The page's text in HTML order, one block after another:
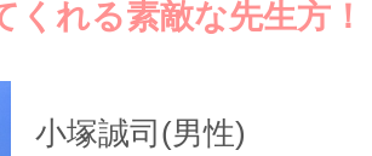
くれる素敵な先生方！
小塚誠司(男性)